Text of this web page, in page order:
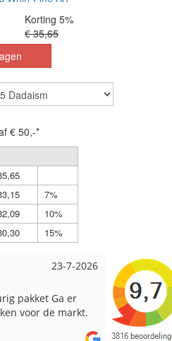
Korting 5%
€ 35,65
€ 50,-*
7%
10%
15%
23-7-2026
pakket Ga er
voor de markt.
Hilde uit
Reeds
de service.